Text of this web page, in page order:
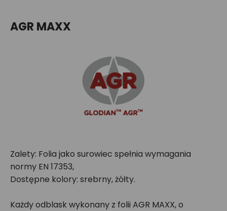
AGR MAXX
Zalety: Folia jako surowiec spełnia wymagania
normy EN 17353,
Dostępne kolory: srebrny, żółty.
Każdy odblask wykonany z folii AGR MAXX, o